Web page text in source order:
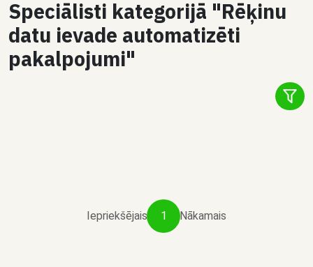
Speciālisti kategorijā "Rēķinu
datu ievade automatizēti
pakalpojumi"
3
Iepriekšējais 1 Nākamais